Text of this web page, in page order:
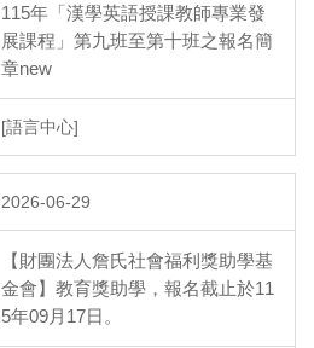
115年「漢學英語授課教師專業發
展課程」第九班至第十班之報名簡
章new
[語言中心]
2026-06-29
【財團法人詹氏社會福利獎助學基
金會】教育獎助學，報名截止於11
5年09月17日。